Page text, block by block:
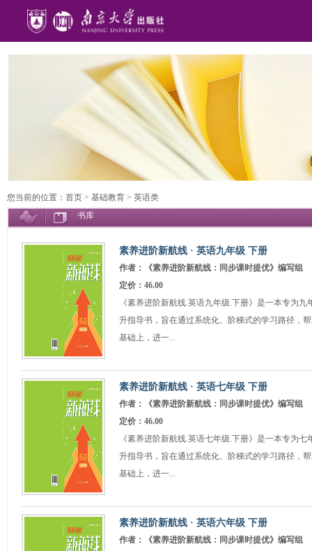
您当前的位置： 首页 > 基础教育 > 英语类
书库
素养进阶新航线 · 英语九年级 下册
作者：《素养进阶新航线：同步课时提优》编写组
定价：46.00
《素养进阶新航线.英语九年级.下册》是一本专为
升指导书，旨在通过系统化、阶梯式的学习路径，
基础上，进一...
素养进阶新航线 · 英语七年级 下册
作者：《素养进阶新航线：同步课时提优》编写组
定价：46.00
《素养进阶新航线.英语七年级.下册》是一本专为
升指导书，旨在通过系统化、阶梯式的学习路径，
基础上，进一...
素养进阶新航线 · 英语六年级 下册
作者：《素养进阶新航线：同步课时提优》编写组